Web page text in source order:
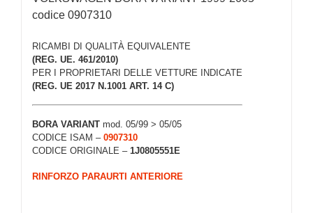
codice 0907310
RICAMBI DI QUALITÀ EQUIVALENTE
(REG. UE. 461/2010)
PER I PROPRIETARI DELLE VETTURE INDICATE
(REG. UE 2017 N.1001 ART. 14 C)
BORA VARIANT mod. 05/99 > 05/05
CODICE ISAM – 0907310
CODICE ORIGINALE – 1J0805551E
RINFORZO PARAURTI ANTERIORE